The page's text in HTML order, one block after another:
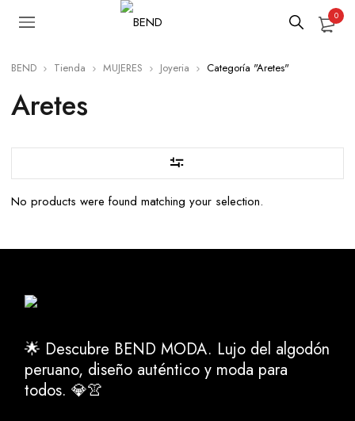
0
BEND Tienda MUJERES Joyeria Categoría "Aretes"
Aretes
No products were found matching your selection.
🌟 Descubre BEND MODA. Lujo del algodón
peruano, diseño auténtico y moda para
todos. 💎👚